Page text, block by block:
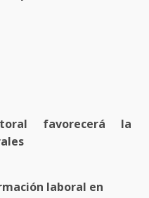
favorecerá la
laboral en